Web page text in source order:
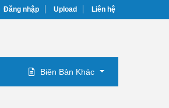
Đăng nhập Upload Liên hệ
Biên Bản Khác